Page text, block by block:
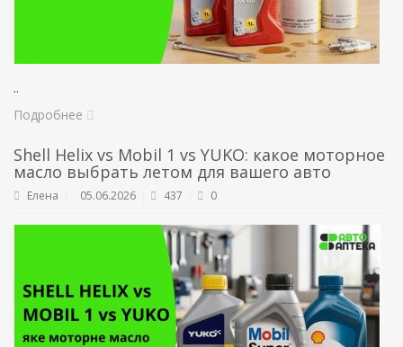
..
Подробнее
Shell Helix vs Mobil 1 vs YUKO: какое моторное
масло выбрать летом для вашего авто
Елена 05.06.2026 437 0